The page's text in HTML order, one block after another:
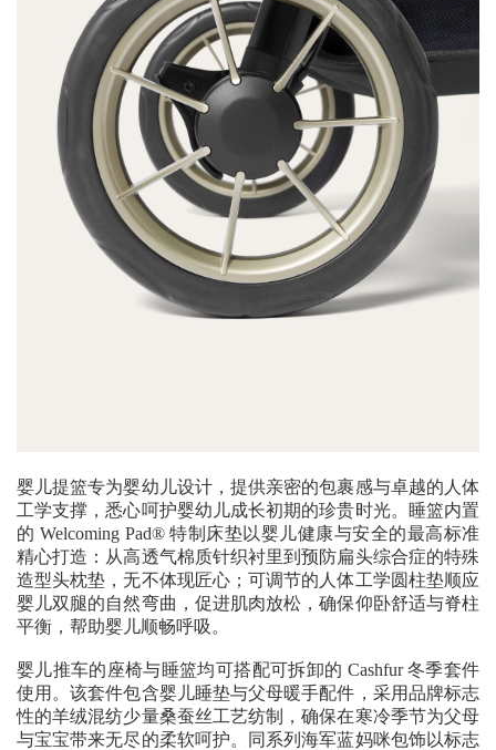
婴儿提篮专为婴幼儿设计，提供亲密的包裹感与卓越的人体
工学支撑，悉心呵护婴幼儿成长初期的珍贵时光。睡篮内置
的 Welcoming Pad® 特制床垫以婴儿健康与安全的最高标准
精心打造：从高透气棉质针织衬里到预防扁头综合症的特殊
造型头枕垫，无不体现匠心；可调节的人体工学圆柱垫顺应
婴儿双腿的自然弯曲，促进肌肉放松，确保仰卧舒适与脊柱
平衡，帮助婴儿顺畅呼吸。
婴儿推车的座椅与睡篮均可搭配可拆卸的 Cashfur 冬季套件
使用。该套件包含婴儿睡垫与父母暖手配件，采用品牌标志
性的羊绒混纺少量桑蚕丝工艺纺制，确保在寒冷季节为父母
与宝宝带来无尽的柔软呵护。同系列海军蓝妈咪包饰以标志